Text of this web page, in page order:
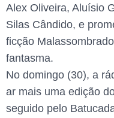
Alex Oliveira, Aluísio
Silas Cândido, e
ficção
fantasma.
No domingo (30), a
ar mais uma edição
seguido pelo